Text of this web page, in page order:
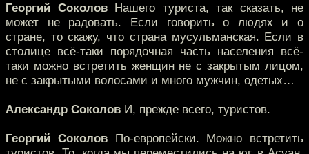
Георгий СоколовНашего туриста, так сказать, не
может не радовать. Если говорить о людях и о
стране, то скажу, что страна мусульманская. Если в
столице всё-таки порядочная часть населения всё-
таки можно встретить женщин не с закрытым лицом,
не с закрытыми волосами и много мужчин, одетых…
Александр Соколов И, прежде всего, туристов.
Георгий СоколовПо-европейски. Можно встретить